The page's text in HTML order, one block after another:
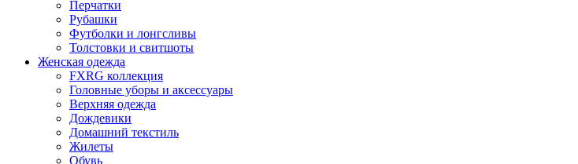
Перчатки
Рубашки
Футболки и лонгсливы
Толстовки и свитшоты
Женская одежда
FXRG коллекция
Головные уборы и аксессуары
Верхняя одежда
Дождевики
Домашний текстиль
Жилеты
Обувь